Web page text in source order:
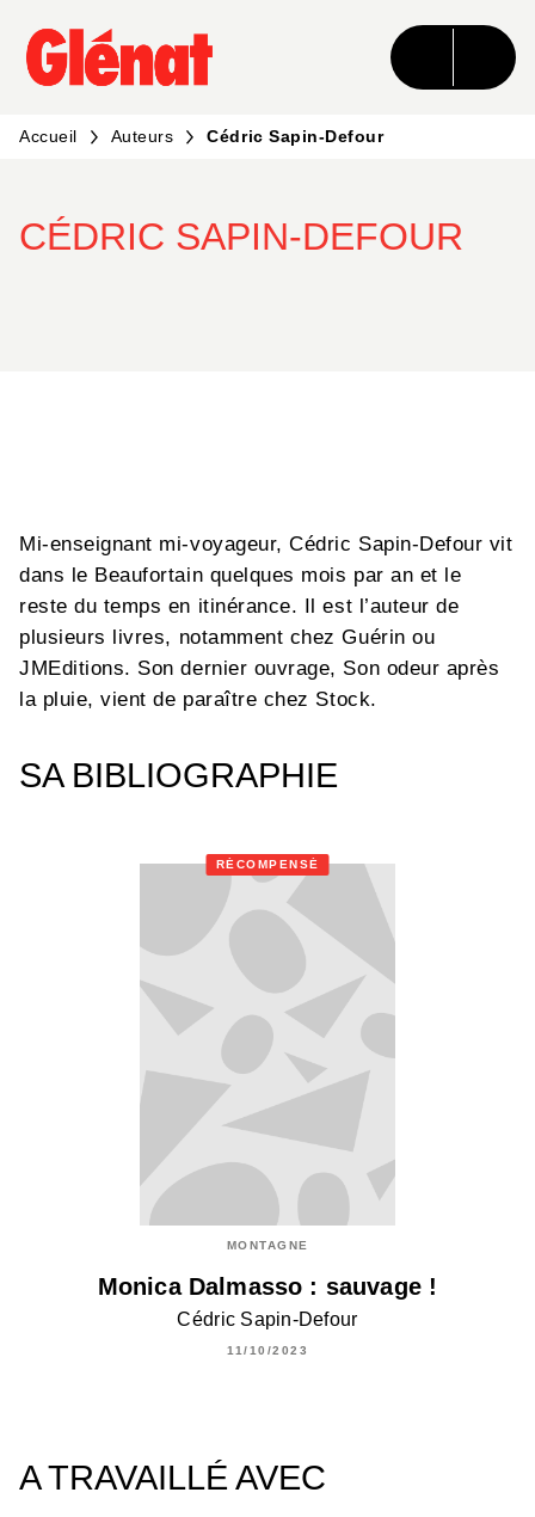
MENU RECHERCHE CONTENU
PIED DE PAGE
Accueil Auteurs Cédric Sapin-Defour
CÉDRIC SAPIN-DEFOUR
Mi-enseignant mi-voyageur, Cédric Sapin-Defour vit
dans le Beaufortain quelques mois par an et le
reste du temps en itinérance. Il est l’auteur de
plusieurs livres, notamment chez Guérin ou
JMEditions. Son dernier ouvrage, Son odeur après
la pluie, vient de paraître chez Stock.
SA BIBLIOGRAPHIE
RÉCOMPENSÉ
MONTAGNE
Monica Dalmasso : sauvage !
Cédric Sapin-Defour
11/10/2023
A TRAVAILLÉ AVEC